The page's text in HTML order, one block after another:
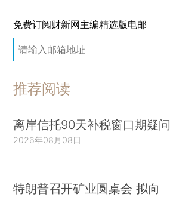
免费订阅财新网主编精选版电邮
推荐阅读
离岸信托90天补税窗口期疑问
2026年08月08日
特朗普召开矿业圆桌会 拟向